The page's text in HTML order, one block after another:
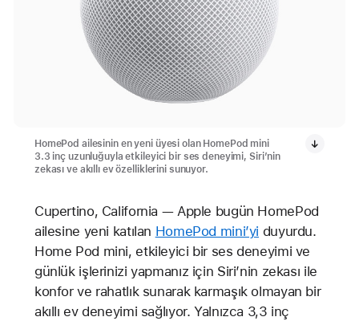
HomePod ailesinin en yeni üyesi olan HomePod mini
3.3 inç uzunluğuyla etkileyici bir ses deneyimi, Siri’nin
zekası ve akıllı ev özelliklerini sunuyor.
Cupertino, California — Apple bugün HomePod
ailesine yeni katılan HomePod mini’yi duyurdu.
Home Pod mini, etkileyici bir ses deneyimi ve
günlük işlerinizi yapmanız için Siri’nin zekası ile
konfor ve rahatlık sunarak karmaşık olmayan bir
akıllı ev deneyimi sağlıyor. Yalnızca 3,3 inç